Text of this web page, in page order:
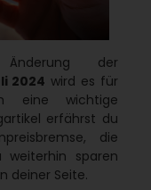
der
2024 wird es für
eine wichtige
erfährst du
die
sparen
deiner Seite.